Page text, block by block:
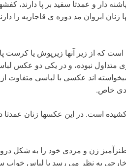
دار و عمدتا سفید بر پا دارند،
ابروان مد دوره­ ی قاجاریه را
است که از زیر آنها زیرپوش یا کرست
­اند عکسی با لباسی متفاوت از
خاص.
است. در این عکس­ها زنان عمدتا در
زن و مردی خود را به شکل
به نظر می رسد با لباس خواب